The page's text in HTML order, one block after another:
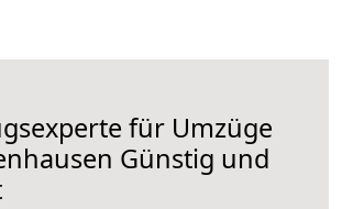
für Umzüge
Günstig und